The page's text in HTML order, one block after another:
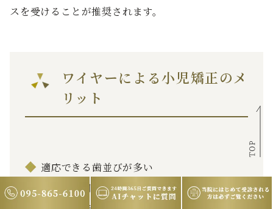
スを受けることが推奨されます。
ワイヤーによる小児矯正のメ
リット
適応できる歯並びが多い
比較的費用が安価